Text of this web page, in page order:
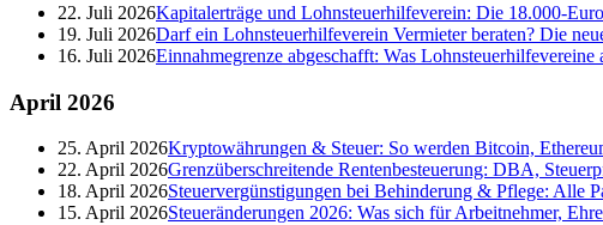
22. Juli 2026Kapitalerträge und Lohnsteuerhilfeverein: Die 18.000-
19. Juli 2026Darf ein Lohnsteuerhilfeverein Vermieter beraten? Die
16. Juli 2026Einnahmegrenze abgeschafft: Was Lohnsteuerhilfevereine
April 2026
25. April 2026Kryptowährungen & Steuer: So werden Bitcoin,
22. April 2026Grenzüberschreitende Rentenbesteuerung: DBA,
18. April 2026Steuervergünstigungen bei Behinderung & Pflege: Alle
15. April 2026Steueränderungen 2026: Was sich für Arbeitnehmer,